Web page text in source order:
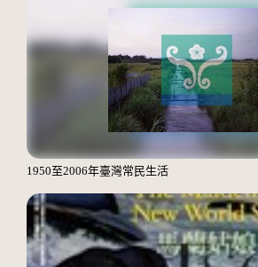
1950至2006年臺灣常民生活